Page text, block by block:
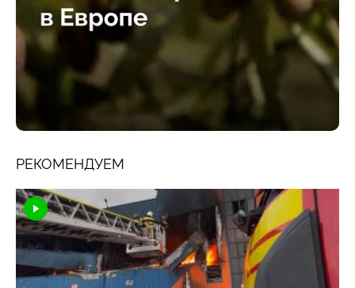
РЕКОМЕНДУЕМ